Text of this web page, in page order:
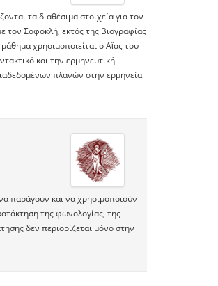
τα διαθέσιμα στοιχεία για τον
τον Σοφοκλή, εκτός της βιογραφίας
χρησιμοποιείται ο Αἴας του
και την ερμηνευτική
πλανών στην ερμηνεία
παράγουν και να χρησιμοποιούν
της φωνολογίας, της
δεν περιορίζεται μόνο στην